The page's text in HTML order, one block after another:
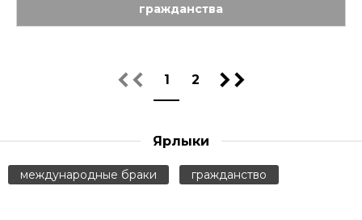
гражданства
1 2
Ярлыки
международные браки гражданство